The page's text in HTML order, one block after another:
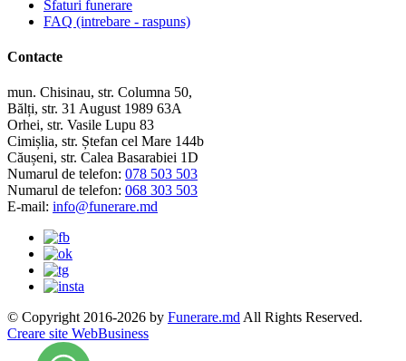
Sfaturi funerare
FAQ (intrebare - raspuns)
Contacte
mun. Chisinau, str. Columna 50,
Bălți, str. 31 August 1989 63A
Orhei, str. Vasile Lupu 83
Cimișlia, str. Ștefan cel Mare 144b
Căușeni, str. Calea Basarabiei 1D
Numarul de telefon: 078 503 503
Numarul de telefon: 068 303 503
E-mail: info@funerare.md
© Copyright 2016-2026 by Funerare.md All Rights Reserved.
Creare site WebBusiness